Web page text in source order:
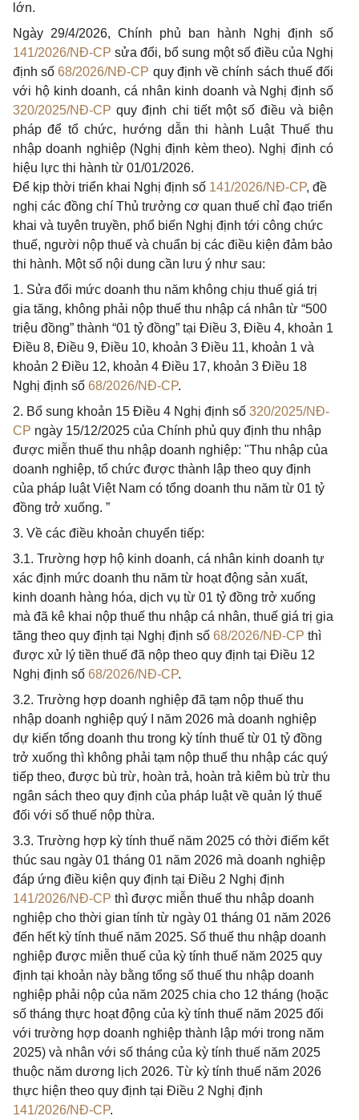
lớn.
Ngày 29/4/2026, Chính phủ ban hành Nghị định số
141/2026/NĐ-CP sửa đổi, bổ sung một số điều của Nghị
định số68/2026/NĐ-CP quy định về chính sách thuế đối
với hộ kinh doanh, cá nhân kinh doanh và Nghị định số
320/2025/NĐ-CP quy định chi tiết một số điều và biện
pháp để tổ chức, hướng dẫn thi hành Luật Thuế thu
nhập doanh nghiệp (Nghị định kèm theo). Nghị định có
hiệu lực thi hành từ 01/01/2026.
Để kịp thời triển khai Nghị định số 141/2026/NĐ-CP, đề
nghị các đồng chí Thủ trưởng cơ quan thuế chỉ đạo triển
khai và tuyên truyền, phổ biến Nghị định tới công chức
thuế, người nộp thuế và chuẩn bị các điều kiện đảm bảo
thi hành. Một số nội dung cần lưu ý như sau:
1. Sửa đổi mức doanh thu năm không chịu thuế giá trị
gia tăng, không phải nộp thuế thu nhập cá nhân từ “500
triệu đồng” thành “01 tỷ đồng” tại Điều 3, Điều 4, khoản 1
Điều 8, Điều 9, Điều 10, khoản 3 Điều 11, khoản 1 và
khoản 2 Điều 12, khoản 4 Điều 17, khoản 3 Điều 18
Nghị định số 68/2026/NĐ-CP.
2. Bổ sung khoản 15 Điều 4 Nghị định số 320/2025/NĐ-
CP ngày 15/12/2025 của Chính phủ quy định thu nhập
được miễn thuế thu nhập doanh nghiệp: "Thu nhập của
doanh nghiệp, tổ chức được thành lập theo quy định
của pháp luật Việt Nam có tổng doanh thu năm từ 01 tỷ
đồng trở xuống. ”
3. Về các điều khoản chuyển tiếp:
3.1. Trường hợp hộ kinh doanh, cá nhân kinh doanh tự
xác định mức doanh thu năm từ hoạt động sản xuất,
kinh doanh hàng hóa, dịch vụ từ 01 tỷ đồng trở xuống
mà đã kê khai nộp thuế thu nhập cá nhân, thuế giá trị gia
tăng theo quy định tại Nghị định số 68/2026/NĐ-CP thì
được xử lý tiền thuế đã nộp theo quy định tại Điều 12
Nghị định số 68/2026/NĐ-CP.
3.2. Trường hợp doanh nghiệp đã tạm nộp thuế thu
nhập doanh nghiệp quý I năm 2026 mà doanh nghiệp
dự kiến tổng doanh thu trong kỳ tính thuế từ 01 tỷ đồng
trở xuống thì không phải tạm nộp thuế thu nhập các quý
tiếp theo, được bù trừ, hoàn trả, hoàn trả kiêm bù trừ thu
ngân sách theo quy định của pháp luật về quản lý thuế
đối với số thuế nộp thừa.
3.3. Trường hợp kỳ tính thuế năm 2025 có thời điểm kết
thúc sau ngày 01 tháng 01 năm 2026 mà doanh nghiệp
đáp ứng điều kiện quy định tại Điều 2 Nghị định
141/2026/NĐ-CP thì được miễn thuế thu nhập doanh
nghiệp cho thời gian tính từ ngày 01 tháng 01 năm 2026
đến hết kỳ tính thuế năm 2025. Số thuế thu nhập doanh
nghiệp được miễn thuế của kỳ tính thuế năm 2025 quy
định tại khoản này bằng tổng số thuế thu nhập doanh
nghiệp phải nộp của năm 2025 chia cho 12 tháng (hoặc
số tháng thực hoạt động của kỳ tính thuế năm 2025 đối
với trường hợp doanh nghiệp thành lập mới trong năm
2025) và nhân với số tháng của kỳ tính thuế năm 2025
thuộc năm dương lịch 2026. Từ kỳ tính thuế năm 2026
thực hiện theo quy định tại Điều 2 Nghị định
141/2026/NĐ-CP.